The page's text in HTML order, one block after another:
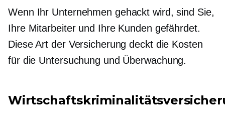
Wenn Ihr Unternehmen gehackt wird, sind Sie,
Ihre Mitarbeiter und Ihre Kunden gefährdet.
Diese Art der Versicherung deckt die Kosten
für die Untersuchung und Überwachung.